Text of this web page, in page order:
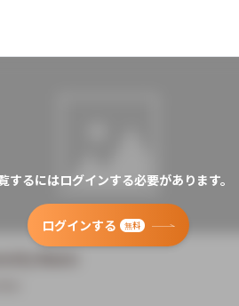
するにはログインする必要があります。
ログインする 無料